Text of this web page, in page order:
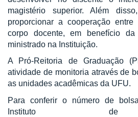
magistério superior. Além
proporcionar a cooperação
corpo docente, em benefício
ministrado na Instituição.
A Pró-Reitoria de Graduação
atividade de monitoria através de
as unidades acadêmicas da UFU.
Para conferir o número de
Instituto de